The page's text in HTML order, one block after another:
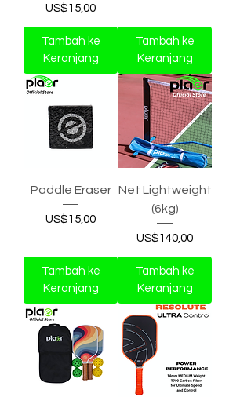
Harga
US$15,00
Tambah ke
Keranjang
Tambah ke
Keranjang
Paddle Eraser
Harga
US$15,00
Tambah ke
Keranjang
Net Lightweight
(6kg)
Harga
US$140,00
Tambah ke
Keranjang